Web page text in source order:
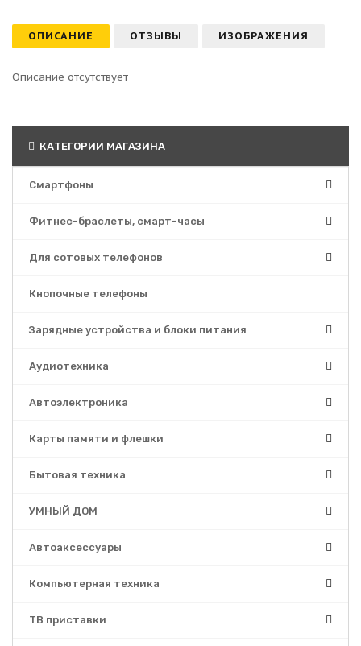
ОПИСАНИЕ ОТЗЫВЫ ИЗОБРАЖЕНИЯ
Описание отсутствует
КАТЕГОРИИ МАГАЗИНА
Смартфоны
Фитнес-браслеты, смарт-часы
Для сотовых телефонов
Кнопочные телефоны
Зарядные устройства и блоки питания
Аудиотехника
Автоэлектроника
Карты памяти и флешки
Бытовая техника
УМНЫЙ ДОМ
Автоаксессуары
Компьютерная техника
ТВ приставки